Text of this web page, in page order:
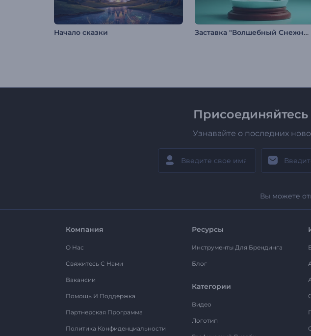
Начало сказки Заставка "Волшебный Снежный Шар"
Узнавайте о последних
Вы можете
Компания
О Нас
Свяжитесь С Нами
Вакансии
Помощь И Поддержка
Партнерская Программа
Политика Конфиденциальности
Ресурсы
Инструменты Для Брендинга
Блог
Категории
Видео
Логотип